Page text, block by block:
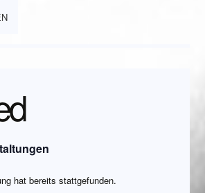
hat bereits stattgefunden.